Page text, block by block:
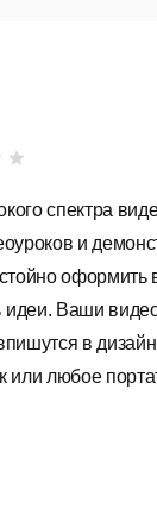
спектра
и
оформить
идеи. Ваши
в
или любое